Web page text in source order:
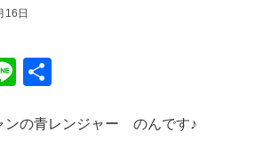
16日
Li
e
ンの青レンジャー のんです♪